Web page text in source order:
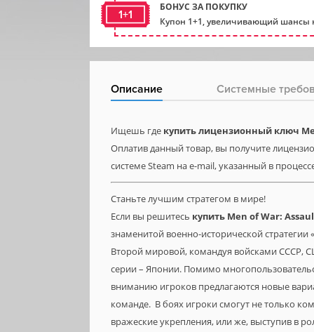
1+1
БОНУС ЗА ПОКУПКУ
Купон 1+1, увеличивающий шансы
Описание Системные
Ищешь где купить лицензионный ключ
Оплатив данный товар, вы получите
системе Steam на e-mail, указанный в
Станьте лучшим стратегом в мире!
Если вы решитесь купить Men ofWar:
знаменитой военно-исторической
Второй мировой, командуя войсками СССР,
серии – Японии. Помимо
вниманию игроков предлагаются новые
команде. В боях игроки смогут не только
вражеские укрепления, или же, выступив в